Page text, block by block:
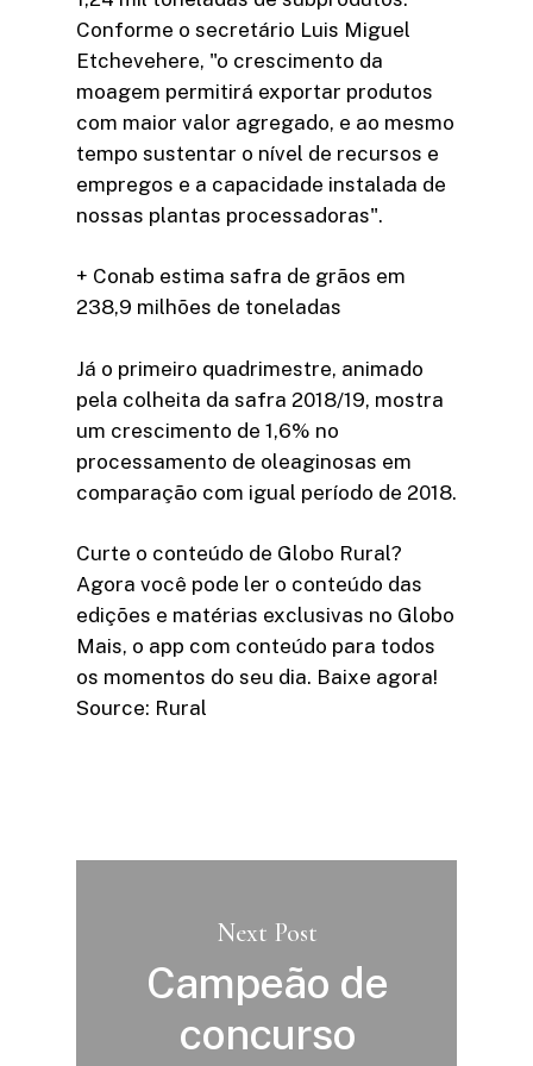
Conforme o secretário Luis Miguel
Etchevehere, "o crescimento da
moagem permitirá exportar produtos
com maior valor agregado, e ao mesmo
tempo sustentar o nível de recursos e
empregos e a capacidade instalada de
nossas plantas processadoras".
+ Conab estima safra de grãos em
238,9 milhões de toneladas
Já o primeiro quadrimestre, animado
pela colheita da safra 2018/19, mostra
um crescimento de 1,6% no
processamento de oleaginosas em
comparação com igual período de 2018.
Curte o conteúdo de Globo Rural?
Agora você pode ler o conteúdo das
edições e matérias exclusivas no Globo
Mais, o app com conteúdo para todos
os momentos do seu dia. Baixe agora!
Source: Rural
Next Post
Campeão de
concurso